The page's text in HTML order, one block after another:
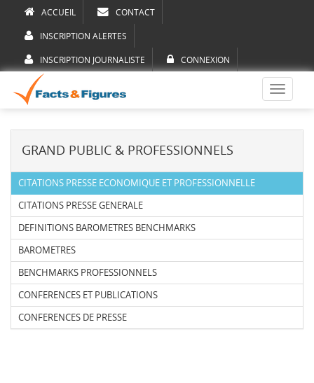
ACCUEIL CONTACT
INSCRIPTION ALERTES
INSCRIPTION JOURNALISTE CONNEXION
Toggle
GRAND PUBLIC & PROFESSIONNELS
CITATIONS PRESSE ECONOMIQUE ET PROFESSIONNELLE
CITATIONS PRESSE GENERALE
DEFINITIONS BAROMETRES BENCHMARKS
BAROMETRES
BENCHMARKS PROFESSIONNELS
CONFERENCES ET PUBLICATIONS
CONFERENCES DE PRESSE